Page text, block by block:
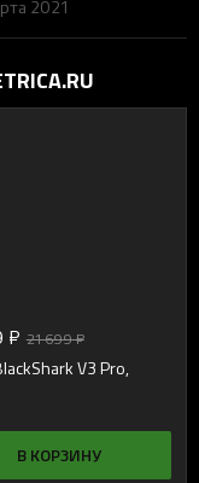
для людей и игр
2021
₽ 21 699 ₽
V3 Pro,
В КОРЗИНУ